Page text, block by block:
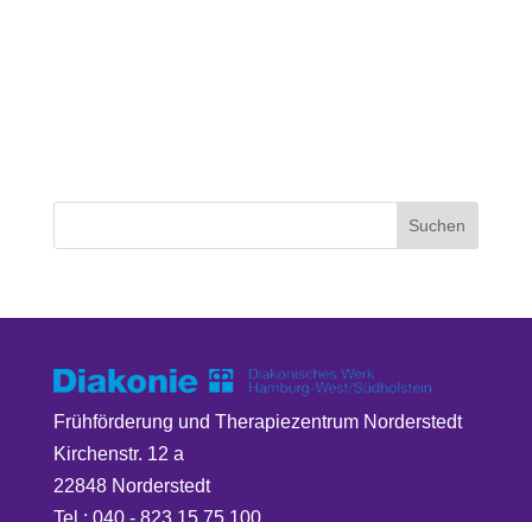
Frühförderung und Therapiezentrum Norderstedt
Kirchenstr. 12 a
22848 Norderstedt
Tel.: 040 - 823 15 75 100